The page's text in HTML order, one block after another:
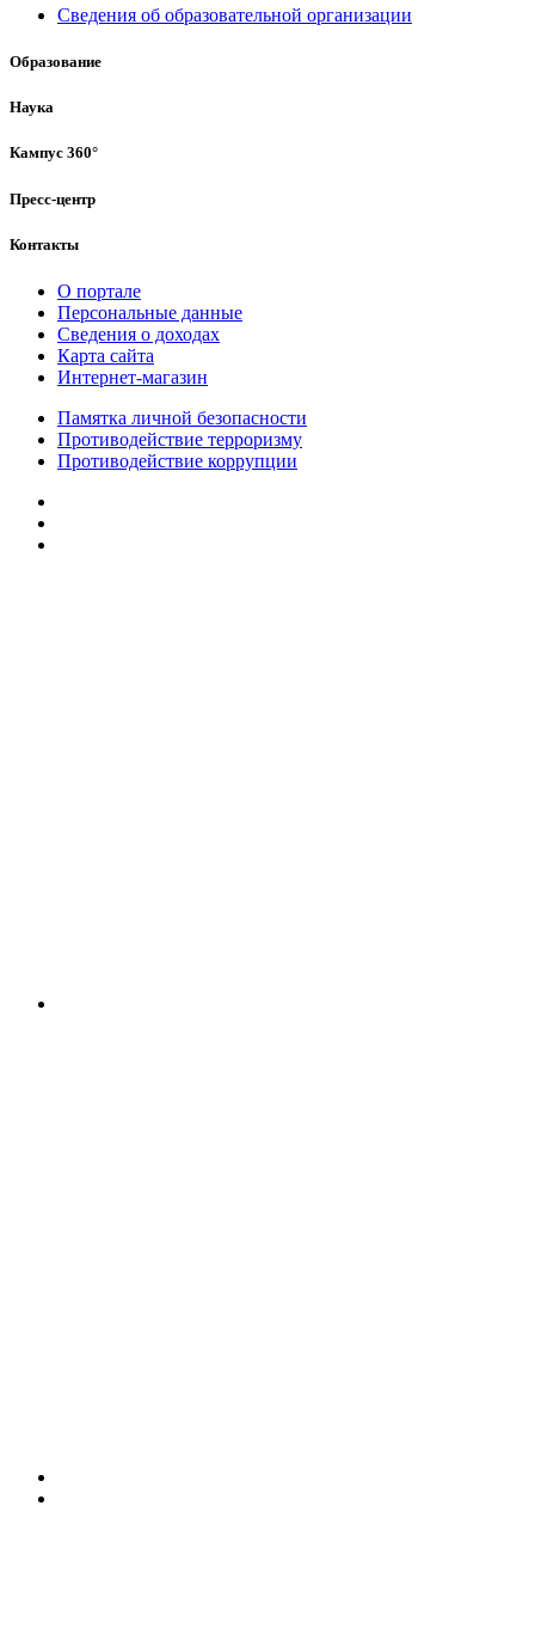
Сведения об образовательной организации
Образование
Наука
Кампус 360°
Пресс-центр
Контакты
О портале
Персональные данные
Сведения о доходах
Карта сайта
Интернет-магазин
Памятка личной безопасности
Противодействие терроризму
Противодействие коррупции